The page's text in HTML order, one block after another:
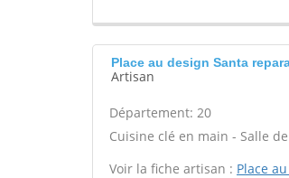
Place au design Santa
Artisan
Département: 20
Cuisine clé en main - Salle
Voir la fiche artisan : Place